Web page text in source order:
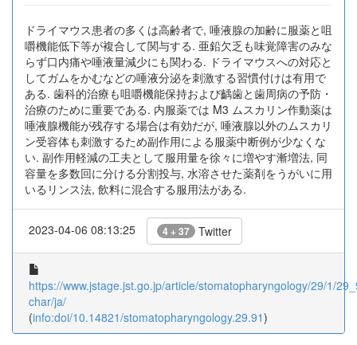
ドライマウス患者の多くは高齢者で, 唾液腺の加齢に服薬と咀
嚼機能低下等が複合して関与する. 亜鉛欠乏も味覚障害のみな
らず口内痛や唾液量減少にも関わる. ドライマウスへの対応と
してガムをかむなどの唾液分泌を刺激する習慣付けは有用で
ある. 歯科的治療も咀嚼機能保持および齲歯と歯周病の予防・
治療のために重要である. 内服薬では M3 ムスカリン作動薬は
唾液腺機能が残存する場合は有効だが, 唾液腺以外のムスカリ
ン受容体も刺激するため副作用による服薬中断例が少なくな
い. 副作用軽減の工夫として服用量を徐々に増やす漸増法, 同
容量を多数回に分ける分割投与, 水溶させた薬剤をうがいに用
いるリンス法, 飲料に混合する服用法がある.
2023-04-06 08:13:25 4 + 37 Twitter
https://www.jstage.jst.go.jp/article/stomatopharyngology/29/1/
char/ja/
(info:doi/10.14821/stomatopharyngology.29.91)